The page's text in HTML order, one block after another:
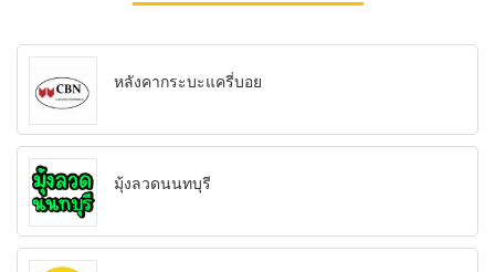
หลังคากระบะแครี่บอย
มุ้งลวดนนทบุรี